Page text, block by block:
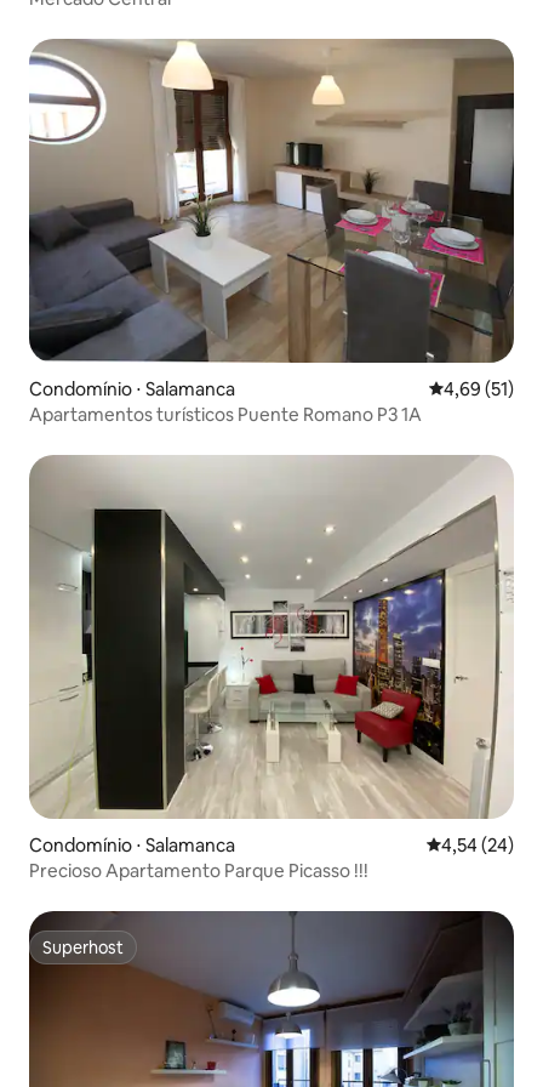
Condomínio ⋅ Salamanca 4,69 de uma
4,69 (51)
Apartamentos turísticos Puente Romano P3 1A
Condomínio ⋅ Salamanca 4,54 de uma
4,54 (24)
Precioso Apartamento Parque Picasso !!!
Superhost
Superhost